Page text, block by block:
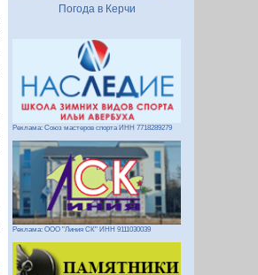
Погода в Керчи
Реклама: Союз мастеров спорта ИНН 7718289279
Реклама: ООО "Линия СК" ИНН 9111030039